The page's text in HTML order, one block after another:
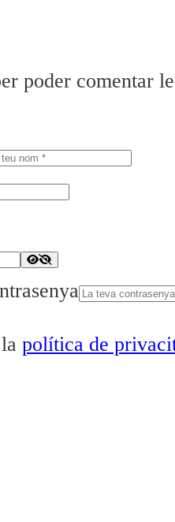
poder comentar
política de